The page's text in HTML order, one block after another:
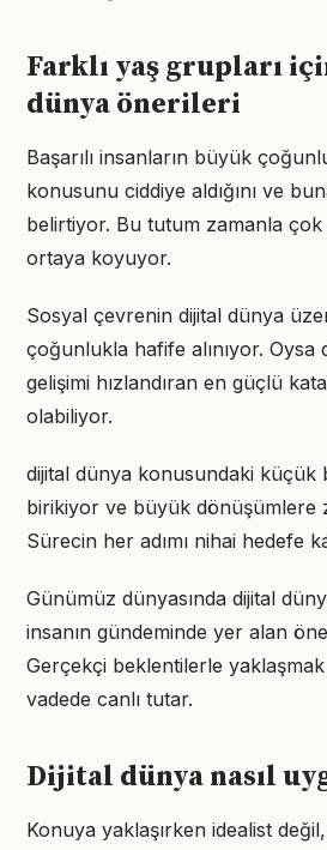
Farklı yaş grupları
dünya önerileri
Başarılı insanların büyük
konusunu ciddiye aldığını ve
belirtiyor. Bu tutum zamanla
ortaya koyuyor.
Sosyal çevrenin dijital dünya
çoğunlukla hafife alınıyor.
gelişimi hızlandıran en güçlü
olabiliyor.
dijital dünya konusundaki küçük
birikiyor ve büyük dönüşümlere
Sürecin her adımı nihai hedefe
Günümüz dünyasında dijital
insanın gündeminde yer alan
Gerçekçi beklentilerle
vadede canlı tutar.
Dijital dünya nasıl
Konuya yaklaşırken idealist